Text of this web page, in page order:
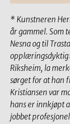
* Kunstneren
år gammel. Som
Nesna og til
Riksheim, la
sørget for at han
Kristiansen var
hans er innkjøpt
jobbet